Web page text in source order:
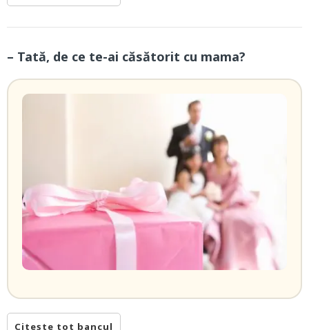
– Tată, de ce te-ai căsătorit cu mama?
Citește tot bancul